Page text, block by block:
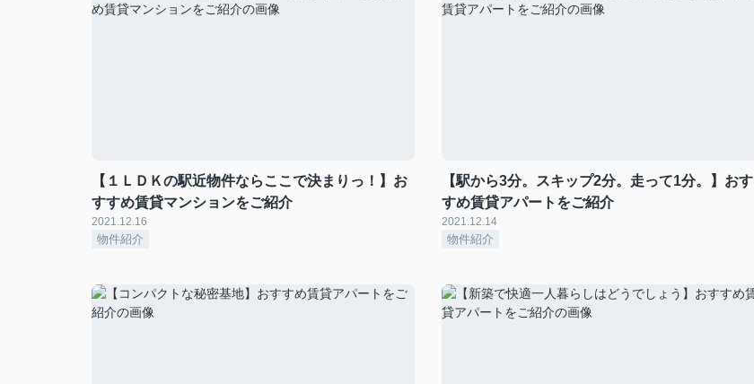
【１ＬＤＫの駅近物件ならここで決まりっ！】お
すすめ賃貸マンションをご紹介
2021.12.16
物件紹介
【駅から3分。スキップ2分。走って1分。】おす
すめ賃貸アパートをご紹介
2021.12.14
物件紹介